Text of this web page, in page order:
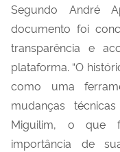
Segundo André
documento foi
transparência e
plataforma. “O
como uma
mudanças
Miguilim, o que
importância de